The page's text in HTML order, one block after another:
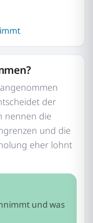
der
nennen die
und die
eher lohnt
und was